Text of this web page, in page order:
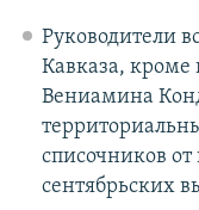
Руководители
Кавказа, кроме
Вениамина
списочников
сентябрьских